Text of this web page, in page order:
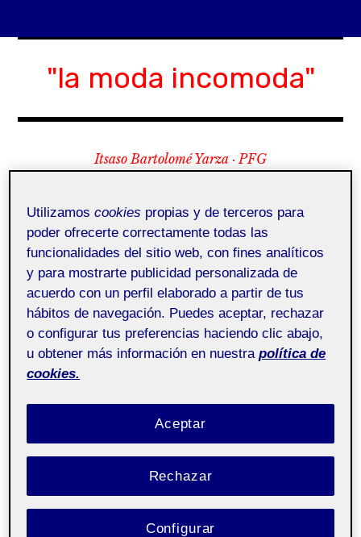
"la moda incomoda"
Itsaso Bartolomé Yarza · PFG
Menu
Bio
Anexos child
Statement
Dosier de Proyecto
Pública
Utilizamoscookies propias y de terceros para
poder ofrecerte correctamente todas las
funcionalidades del sitio web, con fines analíticos
y para mostrarte publicidad personalizada de
acuerdo con un perfil elaborado a partir de tus
hábitos de navegación. Puedes aceptar, rechazar
o configurar tus preferencias haciendo clic abajo,
u obtener más información en nuestra política de
cookies.
Rechazar
Aceptar
Configurar